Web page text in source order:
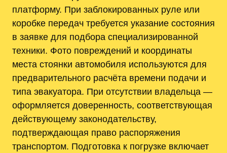
платформу. При заблокированных руле или
коробке передач требуется указание состояния
в заявке для подбора специализированной
техники. Фото повреждений и координаты
места стоянки автомобиля используются для
предварительного расчёта времени подачи и
типа эвакуатора. При отсутствии владельца —
оформляется доверенность, соответствующая
действующему законодательству,
подтверждающая право распоряжения
транспортом. Подготовка к погрузке включает